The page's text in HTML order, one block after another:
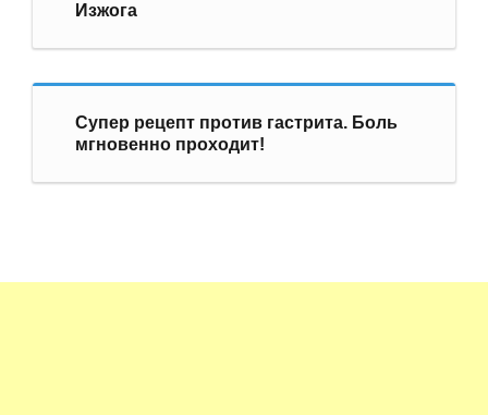
Изжога
Супер рецепт против гастрита. Боль
мгновенно проходит!